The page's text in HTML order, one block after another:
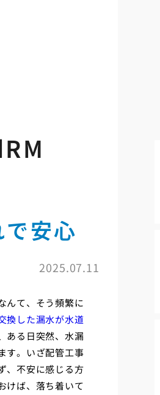
安心
2025.07.11
んて、そう頻繁に
換した漏水が水道
ある日突然、水漏
す。いざ配管工事
、不安に感じる方
けば、落ち着いて